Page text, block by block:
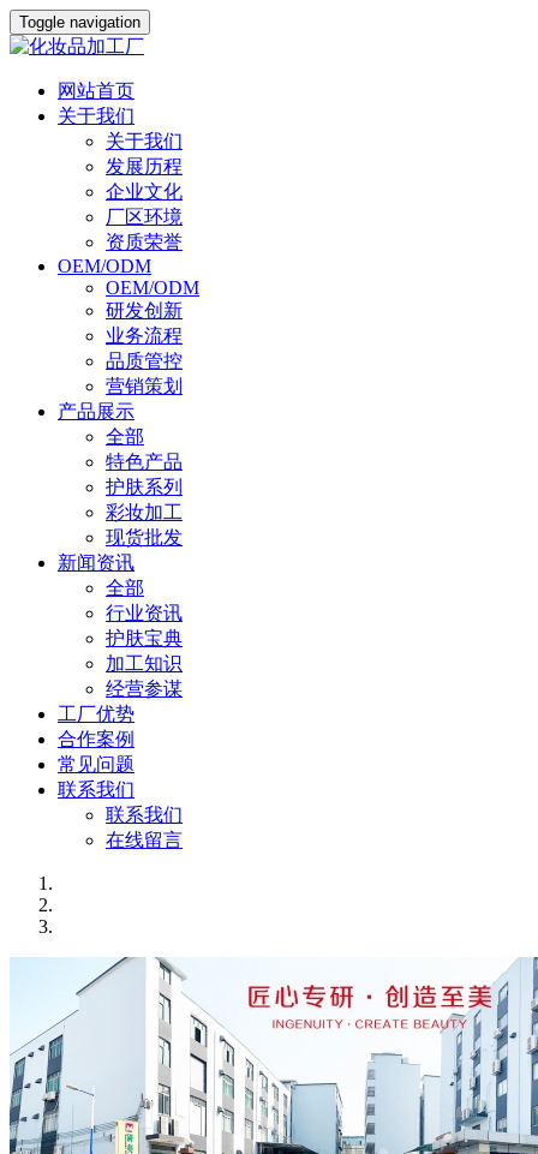
Toggle navigation
网站首页
关于我们
关于我们
发展历程
企业文化
厂区环境
资质荣誉
OEM/ODM
OEM/ODM
研发创新
业务流程
品质管控
营销策划
产品展示
全部
特色产品
护肤系列
彩妆加工
现货批发
新闻资讯
全部
行业资讯
护肤宝典
加工知识
经营参谋
工厂优势
合作案例
常见问题
联系我们
联系我们
在线留言